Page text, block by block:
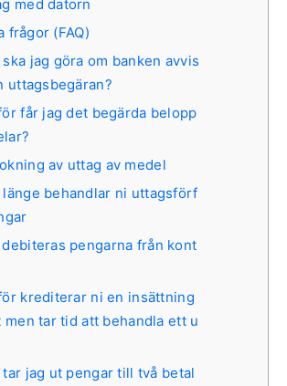
med datorn
frågor (FAQ)
ska jag göra om banken avvis
uttagsbegäran?
får jag det begärda belopp
av uttag av medel
länge behandlar ni uttagsförf
debiteras pengarna från kont
krediterar ni en insättning
men tar tid att behandla ett u
tar jag ut pengar till två betal